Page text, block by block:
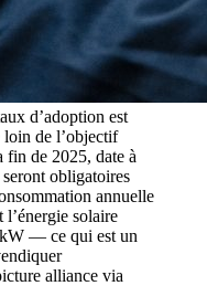
d’adoption est
loin de l’objectif
fin de 2025, date à
obligatoires
annuelle
solaire
— ce qui est un
alliance via